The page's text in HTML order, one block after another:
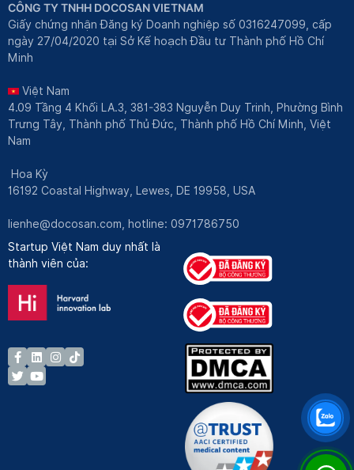
CÔNG TY TNHH DOCOSAN VIETNAM
Giấy chứng nhận Đăng ký Doanh nghiệp số 0316247099, cấp
ngày 27/04/2020 tại Sở Kế hoạch Đầu tư Thành phố Hồ Chí
Minh
Việt Nam
4.09 Tầng 4 Khối LA.3, 381-383 Nguyễn Duy Trinh, Phường Bình
Trưng Tây, Thành phố Thủ Đức, Thành phố Hồ Chí Minh, Việt
Nam
Hoa Kỳ
16192 Coastal Highway, Lewes, DE 19958, USA
lienhe@docosan.com , hotline: 0971786750
Startup Việt Nam duy nhất là
thành viên của: